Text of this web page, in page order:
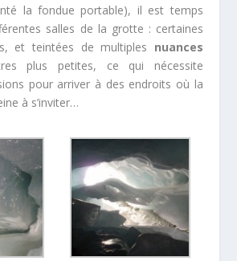
la fondue portable), il est temps
salles de la grotte : certaines
et teintées de multiples nuances
plus petites, ce qui nécessite
pour arriver à des endroits où la
à s’inviter…